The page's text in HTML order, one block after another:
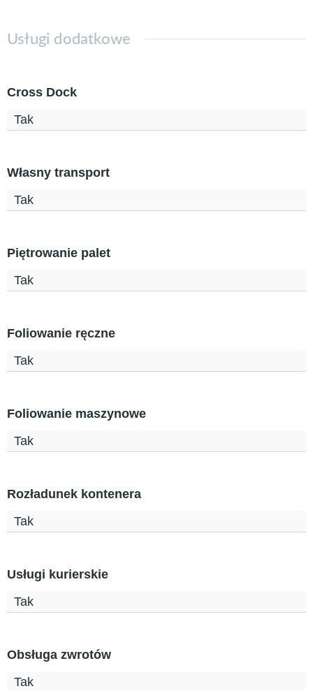
Usługi dodatkowe
Cross Dock
Tak
Własny transport
Tak
Piętrowanie palet
Tak
Foliowanie ręczne
Tak
Foliowanie maszynowe
Tak
Rozładunek kontenera
Tak
Usługi kurierskie
Tak
Obsługa zwrotów
Tak